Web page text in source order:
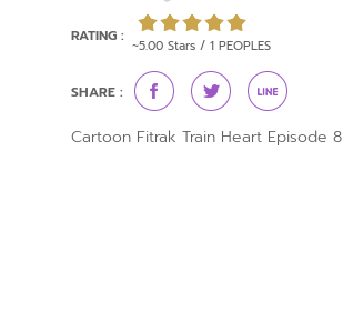
RATING :
~5.00 Stars / 1 PEOPLES
SHARE :
Cartoon Fitrak Train Heart Episode 8